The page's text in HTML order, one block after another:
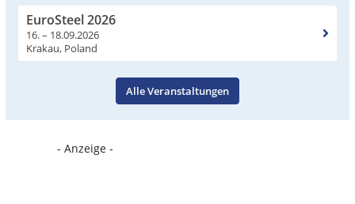
EuroSteel 2026
16. – 18.09.2026
Krakau, Poland
Alle Veranstaltungen
- Anzeige -